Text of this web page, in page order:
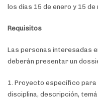
los días 15 de enero y 15 de
Requisitos
Las personas interesadas
deberán presentar un
1. Proyecto específico para
disciplina, descripción,